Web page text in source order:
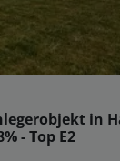
in
- Top E2